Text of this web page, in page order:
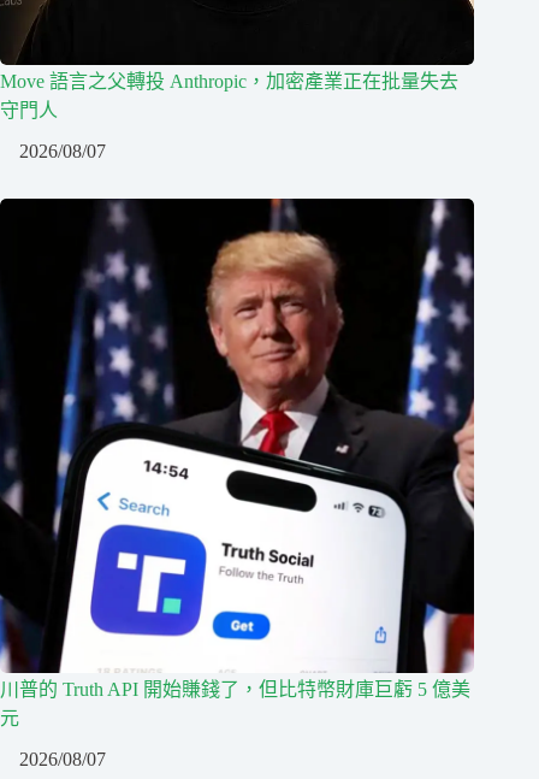
Move 語言之父轉投 Anthropic，加密產業正在批量失去
守門人
2026/08/07
川普的 Truth API 開始賺錢了，但比特幣財庫巨虧 5 億美
元
2026/08/07